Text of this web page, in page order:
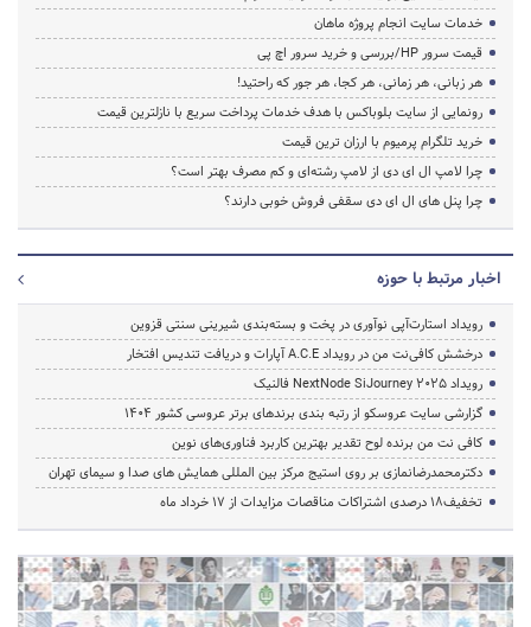
خدمات سایت انجام پروژه ماهان
قیمت سرور HP/بررسی و خرید سرور اچ پی
هر زبانی، هر زمانی، هر کجا، هر جور که راحتید!
رونمایی از سایت بلوباکس با هدف خدمات پرداخت سریع با نازلترین قیمت
خرید تلگرام پرمیوم با ارزان ترین قیمت
چرا لامپ ال ای دی از لامپ رشته‌ای و کم مصرف بهتر است؟
چرا پنل های ال ای دی سقفی فروش خوبی دارند؟
اخبار مرتبط با حوزه
رویداد استارت‌آپی نوآوری در پخت و بسته‌بندی شیرینی سنتی قزوین
درخشش کافی‌نت من در رویداد A.C.E آپارات و دریافت تندیس افتخار
رویداد NextNode SiJourney 2025 فالنیک
گزارشی سایت عروسکو از رتبه بندی برندهای برتر عروسی کشور 1404
کافی نت من برنده لوح تقدیر بهترین کاربرد فناوری‌های نوین
دکترمحمدرضانمازی بر روی استیج مرکز بین المللی همایش های صدا و سیمای تهران
تخفیف‌18 درصدی اشتراکات مناقصات مزایدات از 17 خرداد ماه